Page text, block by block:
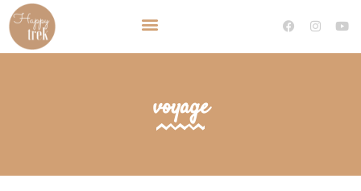
voyage